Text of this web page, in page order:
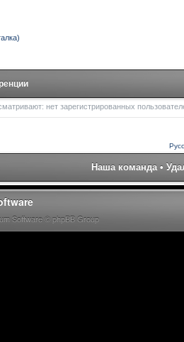
нет зарегистрированных
Наша команда •
Software © phpBB Group